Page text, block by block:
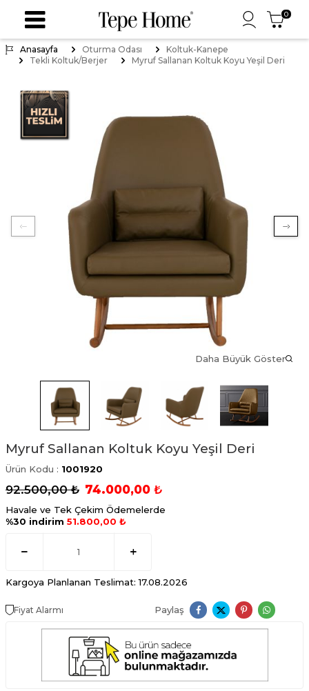
0
Anasayfa Oturma Odası
Koltuk-Kanepe
Tekli Koltuk/Berjer
Myruf Sallanan Koltuk Koyu Yeşil Deri
Daha Büyük Göster
Myruf Sallanan Koltuk Koyu Yeşil Deri
Ürün Kodu : 1001920
92.500,00₺ 74.000,00 ₺
Havale ve Tek Çekim Ödemelerde
%30 indirim 51.800,00 ₺
Kargoya Planlanan Teslimat: 17.08.2026
Fiyat Alarmı Paylaş